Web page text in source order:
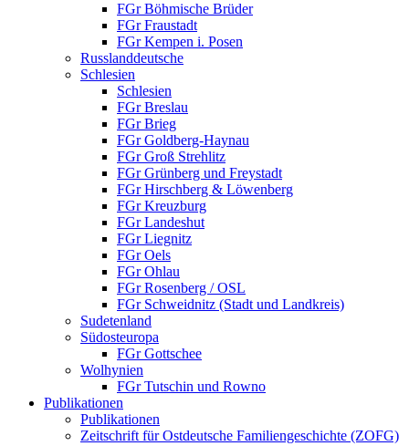
FGr Böhmische Brüder
FGr Fraustadt
FGr Kempen i. Posen
Russlanddeutsche
Schlesien
Schlesien
FGr Breslau
FGr Brieg
FGr Goldberg-Haynau
FGr Groß Strehlitz
FGr Grünberg und Freystadt
FGr Hirschberg & Löwenberg
FGr Kreuzburg
FGr Landeshut
FGr Liegnitz
FGr Oels
FGr Ohlau
FGr Rosenberg / OSL
FGr Schweidnitz (Stadt und Landkreis)
Sudetenland
Südosteuropa
FGr Gottschee
Wolhynien
FGr Tutschin und Rowno
Publikationen
Publikationen
Zeitschrift für Ostdeutsche Familiengeschichte (ZOFG)